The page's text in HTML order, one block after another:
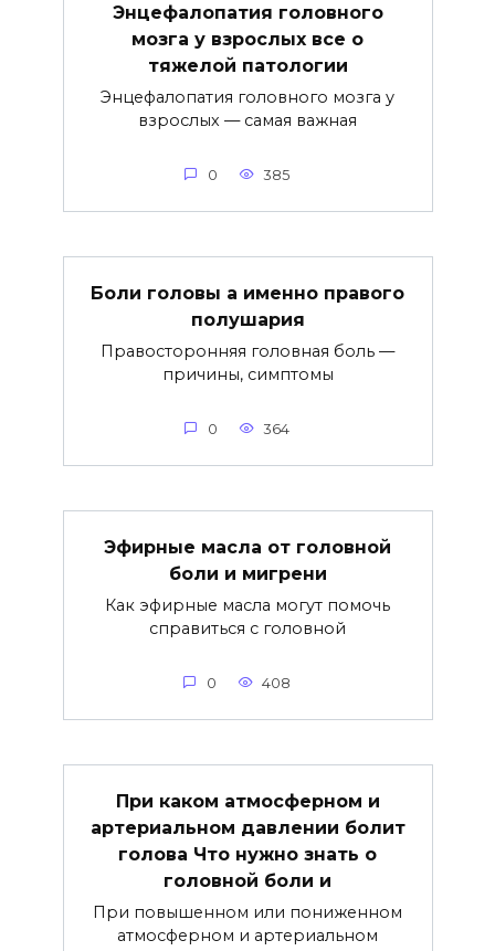
Энцефалопатия головного
мозга у взрослых все о
тяжелой патологии
Энцефалопатия головного мозга у
взрослых — самая важная
0 385
Боли головы а именно правого
полушария
Правосторонняя головная боль —
причины, симптомы
0 364
Эфирные масла от головной
боли и мигрени
Как эфирные масла могут помочь
справиться с головной
0 408
При каком атмосферном и
артериальном давлении болит
голова Что нужно знать о
головной боли и
При повышенном или пониженном
атмосферном и артериальном